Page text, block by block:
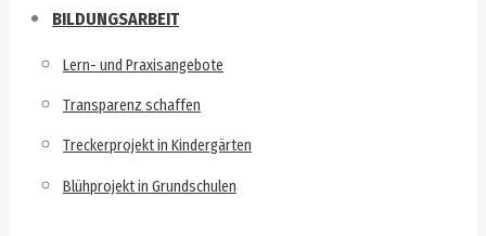
BILDUNGSARBEIT
Lern- und Praxisangebote
Transparenz schaffen
Treckerprojekt in Kindergärten
Blühprojekt in Grundschulen